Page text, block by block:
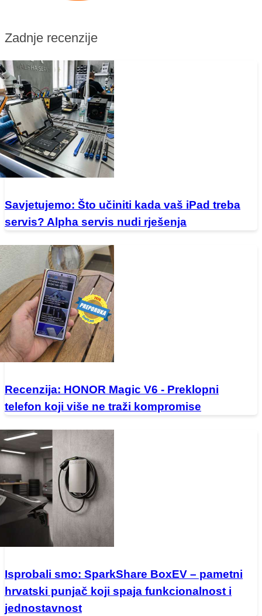
Zadnje recenzije
Savjetujemo: Što učiniti kada vaš iPad treba
servis? Alpha servis nudi rješenja
Recenzija: HONOR Magic V6 - Preklopni
telefon koji više ne traži kompromise
Isprobali smo: SparkShare BoxEV – pametni
hrvatski punjač koji spaja funkcionalnost i
jednostavnost